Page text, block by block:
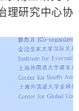
理研究中心协